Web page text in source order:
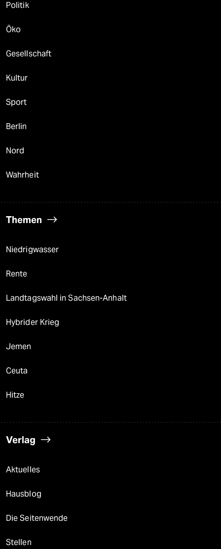
Politik
Öko
Gesellschaft
Kultur
Sport
Berlin
Nord
Wahrheit
Themen
Niedrigwasser
Rente
Landtagswahl in Sachsen-Anhalt
Hybrider Krieg
Jemen
Ceuta
Hitze
Verlag
Aktuelles
Hausblog
Die Seitenwende
Stellen